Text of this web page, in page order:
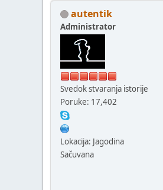
autentik
Administrator
Svedok stvaranja istorije
Poruke: 17,402
Lokacija: Jagodina
Sačuvana